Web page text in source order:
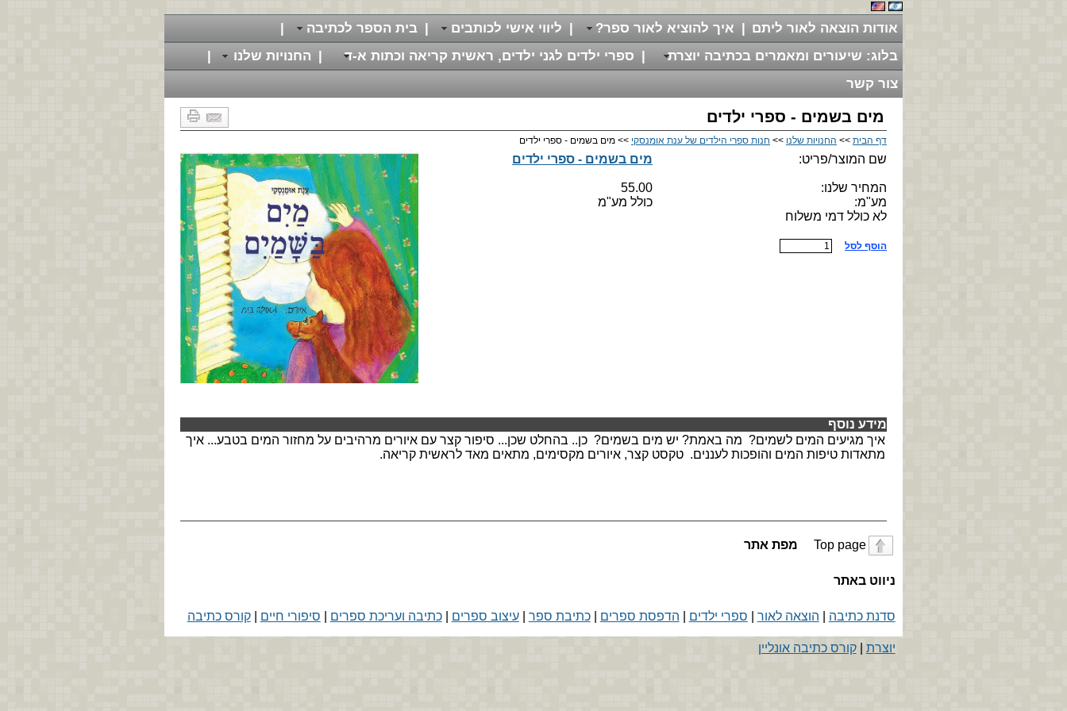
אודות הוצאה לאור ליתם | איך להוציא לאור ספר? | ליווי אישי לכותבים | בית הספר לכתיבה
|
בלוג: שיעורים ומאמרים בכתיבה יוצרת
| ספרי ילדים לגני ילדים, ראשית קריאה וכתות א-ד | החנויות שלנו
|
צור קשר
מים בשמים - ספרי ילדים
דף הבית >> החנויות שלנו >> חנות ספרי הילדים של ענת אומנסקי >> מים בשמים - ספרי ילדים
שם המוצר/פריט: מים בשמים - ספרי ילדים
המחיר שלנו:
55.00
מע"מ:
כולל מע"מ
לא כולל דמי משלוח
הוסף לסל
מידע נוסף
איך מגיעים המים לשמים? מה באמת? יש מים בשמים? כן.. בהחלט שכן... סיפור קצר עם איורים מרהיבים על מחזור המים בטבע... איך
מתאדות טיפות המים והופכות לעננים. טקסט קצר, איורים מקסימים, מתאים מאד לראשית קריאה.
Top page מפת אתר
ניווט באתר
סדנת כתיבה הוצאה לאור ספרי ילדים הדפסת ספרים |כתיבת ספר |עיצוב ספרים |כתיבה ועריכת ספרים סיפורי חיים |קורס כתיבה
יוצרת |קורס כתיבה אונליין